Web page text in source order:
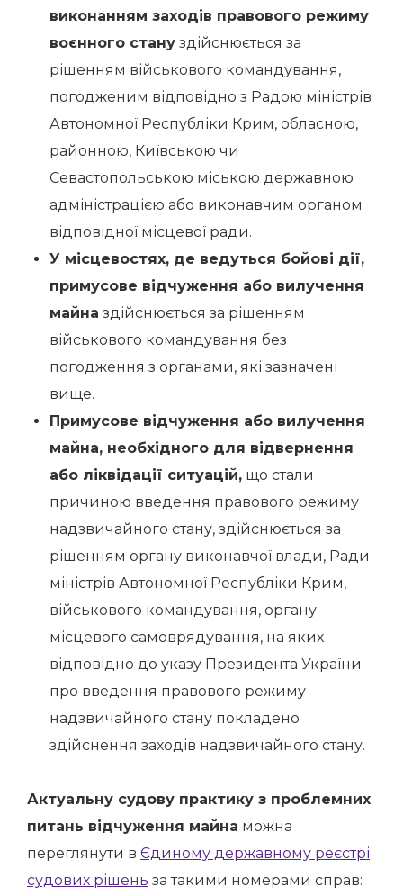
виконанням заходів правового режиму
воєнного стану здійснюється за
рішенням військового командування,
погодженим відповідно з Радою міністрів
Автономної Республіки Крим, обласною,
районною, Київською чи
Севастопольською міською державною
адміністрацією або виконавчим органом
відповідної місцевої ради.
У місцевостях, де ведуться бойові дії,
примусове відчуження або вилучення
майна здійснюється за рішенням
військового командування без
погодження з органами, які зазначені
вище.
Примусове відчуження або вилучення
майна, необхідного для відвернення
або ліквідації ситуацій, що стали
причиною введення правового режиму
надзвичайного стану, здійснюється за
рішенням органу виконавчої влади, Ради
міністрів Автономної Республіки Крим,
військового командування, органу
місцевого самоврядування, на яких
відповідно до указу Президента України
про введення правового режиму
надзвичайного стану покладено
здійснення заходів надзвичайного стану.
Актуальну судову практику з проблемних
питань відчуження майна можна
переглянути в Єдиному державному реєстрі
судових рішень за такими номерами справ: